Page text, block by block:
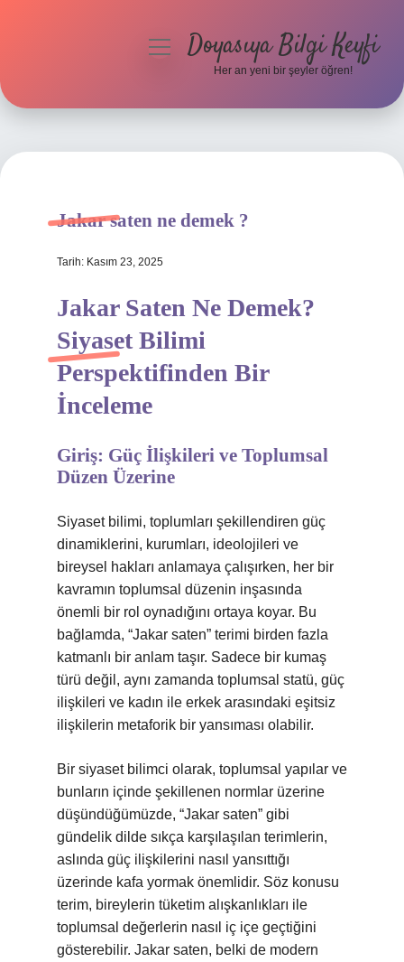
Hakkımızda
menüyüDoyasıya Bilgi Keyfi
Her an yeni bir şeyler öğren!
Jakar saten ne demek ?
Tarih: Kasım 23, 2025
Jakar Saten Ne Demek?
Siyaset Bilimi
Perspektifinden Bir
İnceleme
Giriş: Güç İlişkileri ve Toplumsal
Düzen Üzerine
Siyaset bilimi, toplumları şekillendiren güç
dinamiklerini, kurumları, ideolojileri ve
bireysel hakları anlamaya çalışırken, her bir
kavramın toplumsal düzenin inşasında
önemli bir rol oynadığını ortaya koyar. Bu
bağlamda, “Jakar saten” terimi birden fazla
katmanlı bir anlam taşır. Sadece bir kumaş
türü değil, aynı zamanda toplumsal statü, güç
ilişkileri ve kadın ile erkek arasındaki eşitsiz
ilişkilerin metaforik bir yansıması olabilir.
Bir siyaset bilimci olarak, toplumsal yapılar ve
bunların içinde şekillenen normlar üzerine
düşündüğümüzde, “Jakar saten” gibi
gündelik dilde sıkça karşılaşılan terimlerin,
aslında güç ilişkilerini nasıl yansıttığı
üzerinde kafa yormak önemlidir. Söz konusu
terim, bireylerin tüketim alışkanlıkları ile
toplumsal değerlerin nasıl iç içe geçtiğini
gösterebilir. Jakar saten, belki de modern